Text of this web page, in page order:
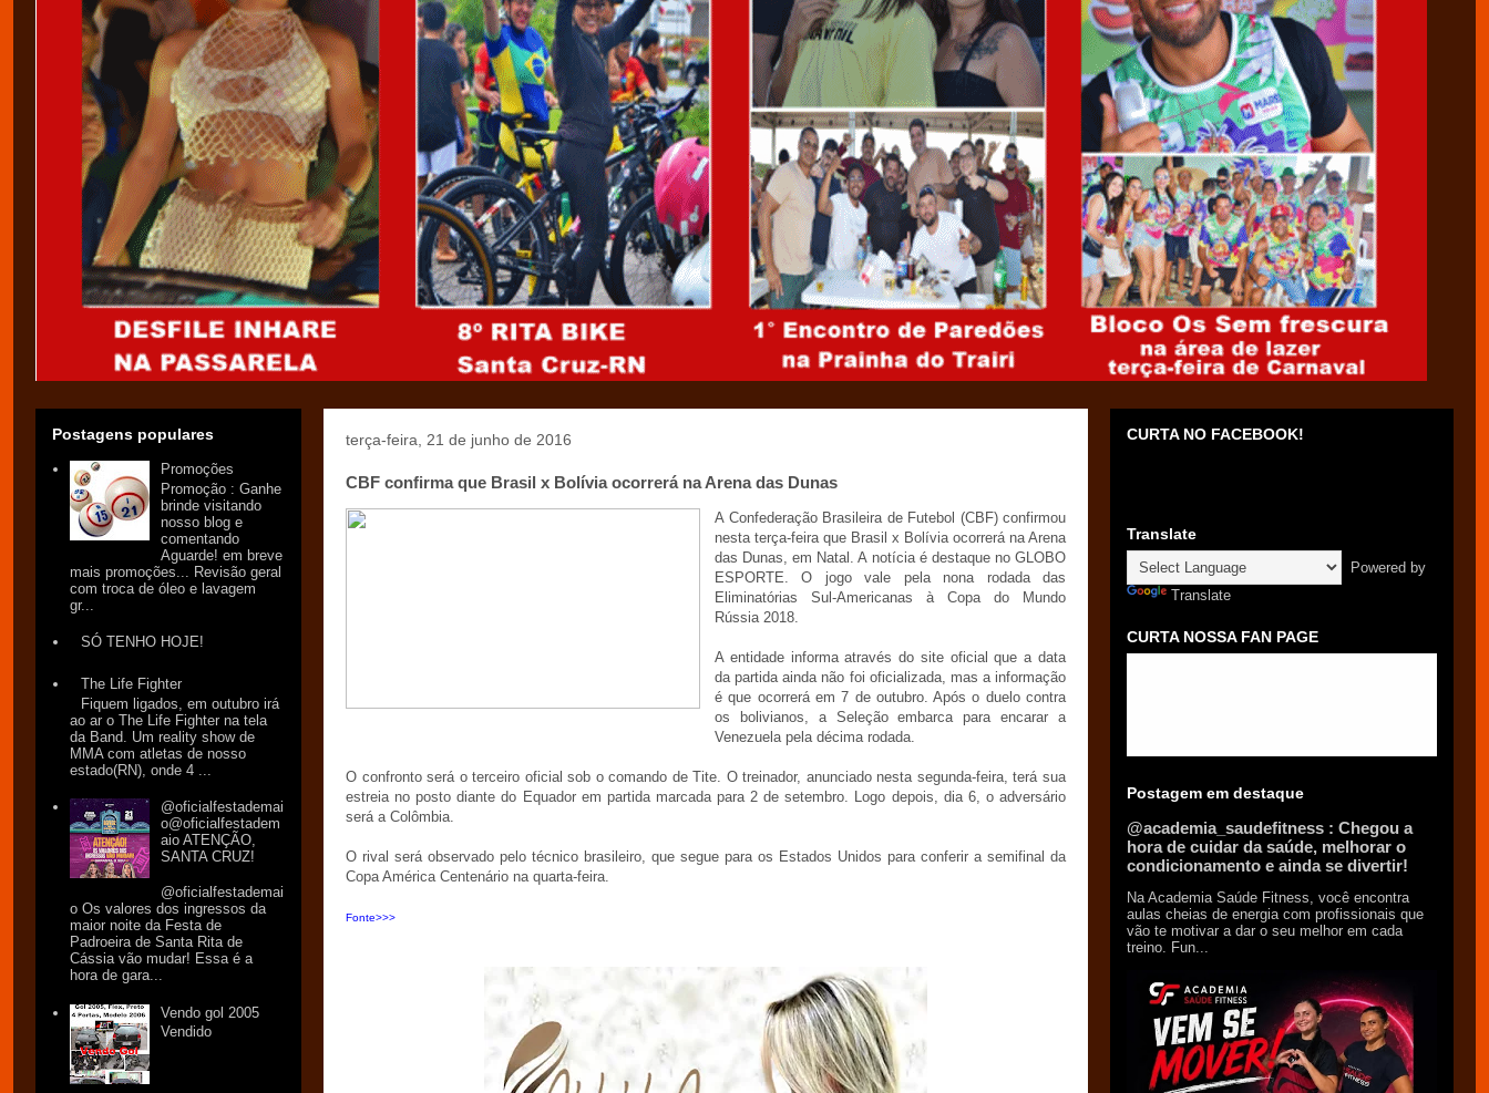
terça-feira, 21 de junho de 2016
CBF confirma que Brasil x Bolívia ocorrerá na Arena das Dunas
A Confederação Brasileira de Futebol (CBF) confirmou
nesta terça-feira que Brasil x Bolívia ocorrerá na Arena
das Dunas, em Natal. A notícia é destaque no GLOBO
ESPORTE. O jogo vale pela nona rodada das
Eliminatórias Sul-Americanas à Copa do Mundo
Rússia 2018.
A entidade informa através do site oficial que a data
da partida ainda não foi oficializada, mas a informação
é que ocorrerá em 7 de outubro. Após o duelo contra
os bolivianos, a Seleção embarca para encarar a
Venezuela pela décima rodada.
O confronto será o terceiro oficial sob o comando de Tite. O treinador, anunciado nesta segunda-feira, terá sua
estreia no posto diante do Equador em partida marcada para 2 de setembro. Logo depois, dia 6, o adversário
será a Colômbia.
O rival será observado pelo técnico brasileiro, que segue para os Estados Unidos para conferir a semifinal da
Copa América Centenário na quarta-feira.
Fonte>>>
Postagens populares
Promoções
Promoção : Ganhe
brinde visitando
nosso blog e
comentando
Aguarde! em breve
mais promoções... Revisão geral
com troca de óleo e lavagem
gr...
SÓ TENHO HOJE!
The Life Fighter
Fiquem ligados, em outubro irá
ao ar o The Life Fighter na tela
da Band. Um reality show de
MMA com atletas de nosso
estado(RN), onde 4 ...
@oficialfestademai
o@oficialfestadem
aio ATENÇÃO,
SANTA CRUZ!
@oficialfestademai
o Os valores dos ingressos da
maior noite da Festa de
Padroeira de Santa Rita de
Cássia vão mudar! Essa é a
hora de gara...
Vendo gol 2005
Vendido
CURTA NO FACEBOOK!
Translate
Powered by
Translate
CURTA NOSSA FAN PAGE
Postagem em destaque
@academia_saudefitness : Chegou a
hora de cuidar da saúde, melhorar o
condicionamento e ainda se divertir!
Na Academia Saúde Fitness, você encontra
aulas cheias de energia com profissionais que
vão te motivar a dar o seu melhor em cada
treino. Fun...